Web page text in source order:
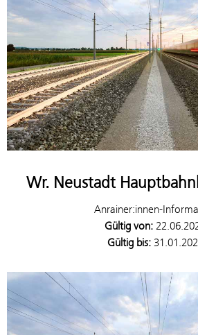
Wr. Neustadt
Anrainer:innen-
Gültig von:
Gültig bis: